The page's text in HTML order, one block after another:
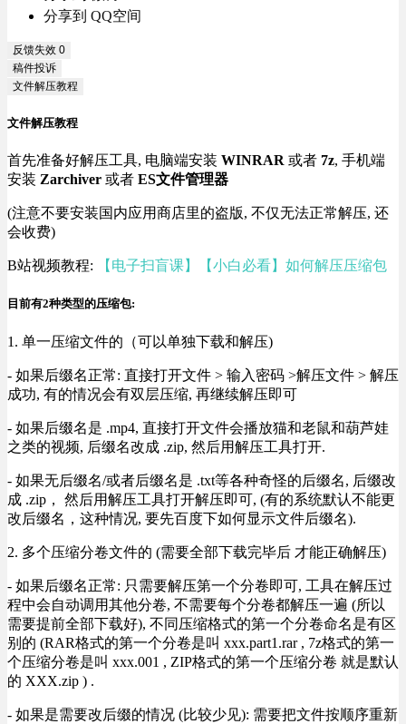
分享到 QQ空间
反馈失效 0
稿件投诉
文件解压教程
文件解压教程
首先准备好解压工具, 电脑端安装 WINRAR 或者 7z, 手机端
安装 Zarchiver 或者 ES文件管理器
(注意不要安装国内应用商店里的盗版, 不仅无法正常解压, 还
会收费)
B站视频教程: 【电子扫盲课】【小白必看】如何解压压缩包
目前有2种类型的压缩包:
1. 单一压缩文件的（可以单独下载和解压)
- 如果后缀名正常: 直接打开文件 > 输入密码 >解压文件 > 解压
成功, 有的情况会有双层压缩, 再继续解压即可
- 如果后缀名是 .mp4, 直接打开文件会播放猫和老鼠和葫芦娃
之类的视频, 后缀名改成 .zip, 然后用解压工具打开.
- 如果无后缀名/或者后缀名是 .txt等各种奇怪的后缀名, 后缀改
成 .zip， 然后用解压工具打开解压即可, (有的系统默认不能更
改后缀名，这种情况, 要先百度下如何显示文件后缀名).
2. 多个压缩分卷文件的 (需要全部下载完毕后 才能正确解压)
- 如果后缀名正常: 只需要解压第一个分卷即可, 工具在解压过
程中会自动调用其他分卷, 不需要每个分卷都解压一遍 (所以
需要提前全部下载好), 不同压缩格式的第一个分卷命名是有区
别的 (RAR格式的第一个分卷是叫 xxx.part1.rar , 7z格式的第一
个压缩分卷是叫 xxx.001 , ZIP格式的第一个压缩分卷 就是默认
的 XXX.zip ) .
- 如果是需要改后缀的情况 (比较少见): 需要把文件按顺序重新